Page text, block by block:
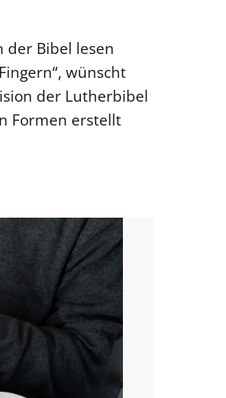
der Bibel lesen
wünscht
der Lutherbibel
Formen erstellt